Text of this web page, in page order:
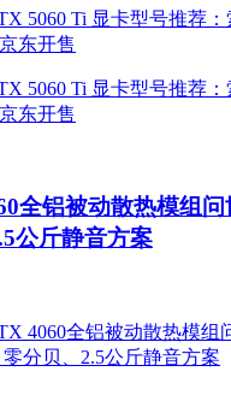
全铝被动散热模组
公斤静音方案